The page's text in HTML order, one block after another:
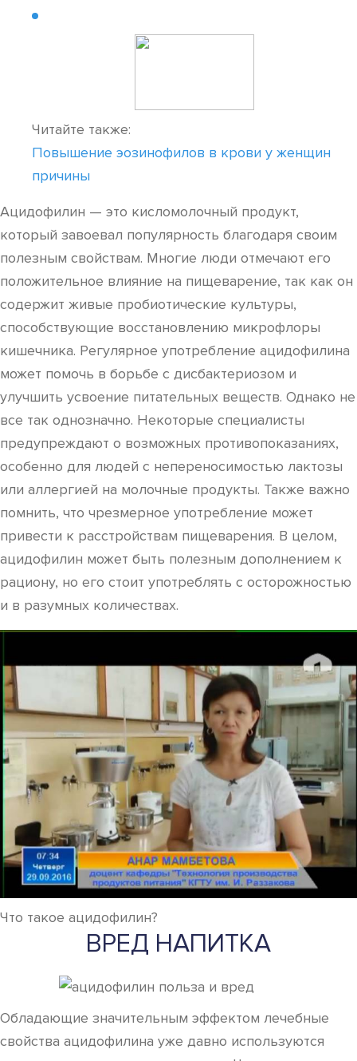
Читайте также:
Повышение эозинофилов в крови у женщин
причины
Ацидофилин — это кисломолочный продукт,
который завоевал популярность благодаря своим
полезным свойствам. Многие люди отмечают его
положительное влияние на пищеварение, так как он
содержит живые пробиотические культуры,
способствующие восстановлению микрофлоры
кишечника. Регулярное употребление ацидофилина
может помочь в борьбе с дисбактериозом и
улучшить усвоение питательных веществ. Однако не
все так однозначно. Некоторые специалисты
предупреждают о возможных противопоказаниях,
особенно для людей с непереносимостью лактозы
или аллергией на молочные продукты. Также важно
помнить, что чрезмерное употребление может
привести к расстройствам пищеварения. В целом,
ацидофилин может быть полезным дополнением к
рациону, но его стоит употреблять с осторожностью
и в разумных количествах.
Что такое ацидофилин?
ВРЕД НАПИТКА
Обладающие значительным эффектом лечебные
свойства ацидофилина уже давно используются